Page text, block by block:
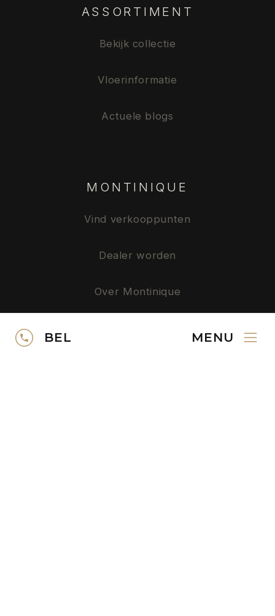
BEL MENU
ASSORTIMENT
Bekijk collectie
Vloerinformatie
Actuele blogs
MONTINIQUE
Vind verkooppunten
Dealer worden
Over Montinique